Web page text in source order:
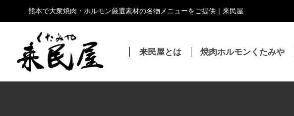
ス
熊本で大衆焼肉・ホルモン厳選素材の名物メニューをご提供｜来民屋
来民屋とは 焼肉ホルモンくたみや